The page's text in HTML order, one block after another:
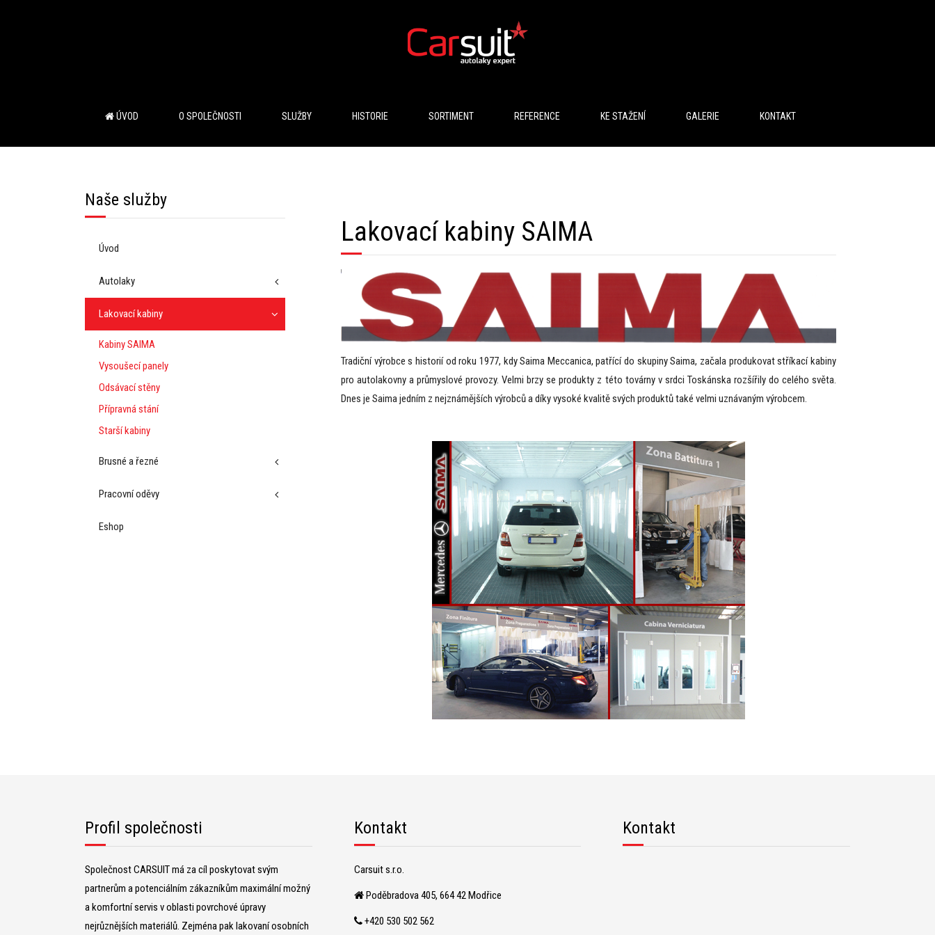
ÚVOD O SPOLEČNOSTI SLUŽBY HISTORIE SORTIMENT REFERENCE KE STAŽENÍ GALERIE KONTAKT
Lakovací kabiny SAIMA
Tradiční výrobce s historií od roku 1977, kdy Saima Meccanica, patřící do skupiny Saima, začala produkovat stříkací kabiny
pro autolakovny a průmyslové provozy. Velmi brzy se produkty z této továrny v srdci Toskánska rozšířily do celého světa.
Dnes je Saima jedním z nejznámějších výrobců a díky vysoké kvalitě svých produktů také velmi uznávaným výrobcem.
Naše služby
Úvod
Autolaky
Lakovací kabiny
Kabiny SAIMA
Vysoušecí panely
Odsávací stěny
Přípravná stání
Starší kabiny
Brusné a řezné
Pracovní oděvy
Eshop
Profil společnosti
Společnost CARSUIT má za cíl poskytovat svým
partnerům a potenciálním zákazníkům maximální možný
a komfortní servis v oblasti povrchové úpravy
nejrůznějších materiálů. Zejména pak lakovaní osobních
Kontakt
Carsuit s.r.o.
Poděbradova 405, 664 42 Modřice
+420 530 502 562
Kontakt